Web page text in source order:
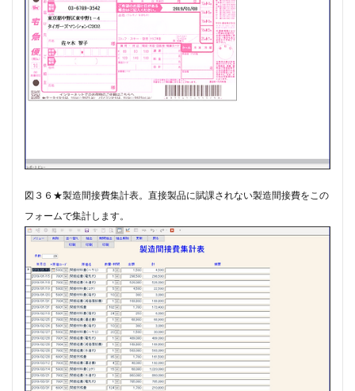
図３６★製造間接費集計表。​直接製品に賦課されない製造間接費をこの
フォームで集計します。